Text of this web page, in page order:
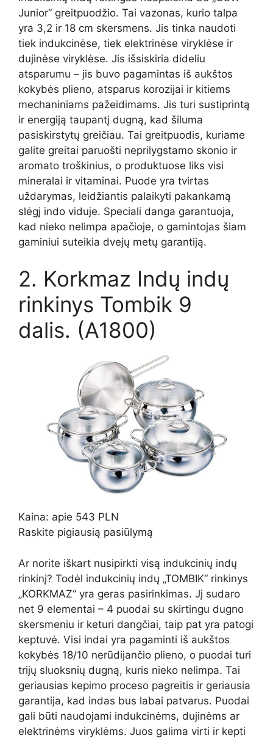
Junior“ greitpuodžio. Tai vazonas, kurio talpa
yra 3,2 ir 18 cm skersmens. Jis tinka naudoti
tiek indukcinėse, tiek elektrinėse viryklėse ir
dujinėse viryklėse. Jis išsiskiria dideliu
atsparumu – jis buvo pagamintas iš aukštos
kokybės plieno, atsparus korozijai ir kitiems
mechaniniams pažeidimams. Jis turi sustiprintą
ir energiją taupantį dugną, kad šiluma
pasiskirstytų greičiau. Tai greitpuodis, kuriame
galite greitai paruošti neprilygstamo skonio ir
aromato troškinius, o produktuose liks visi
mineralai ir vitaminai. Puode yra tvirtas
uždarymas, leidžiantis palaikyti pakankamą
slėgį indo viduje. Speciali danga garantuoja,
kad nieko nelimpa apačioje, o gamintojas šiam
gaminiui suteikia dvejų metų garantiją.
2. Korkmaz Indų indų
rinkinys Tombik 9
dalis. (A1800)
Kaina: apie 543 PLN
Raskite pigiausią pasiūlymą
Ar norite iškart nusipirkti visą indukcinių indų
rinkinį? Todėl indukcinių indų „TOMBIK“ rinkinys
„KORKMAZ“ yra geras pasirinkimas. Jį sudaro
net 9 elementai – 4 puodai su skirtingu dugno
skersmeniu ir keturi dangčiai, taip pat yra patogi
keptuvė. Visi indai yra pagaminti iš aukštos
kokybės 18/10 nerūdijančio plieno, o puodai turi
trijų sluoksnių dugną, kuris nieko nelimpa. Tai
geriausias kepimo proceso pagreitis ir geriausia
garantija, kad indas bus labai patvarus. Puodai
gali būti naudojami indukcinėms, dujinėms ar
elektrinėms viryklėms. Juos galima virti ir kepti